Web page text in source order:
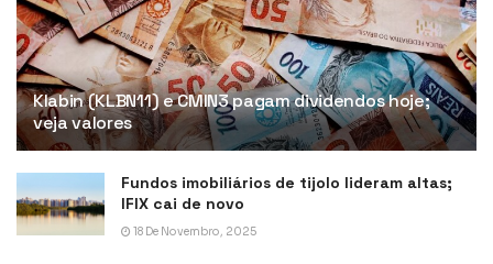
Klabin (KLBN11) e CMIN3 pagam dividendos hoje;
veja valores
Fundos imobiliários de tijolo lideram altas;
IFIX cai de novo
18 De Novembro, 2025